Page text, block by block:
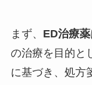
まず、 ED治療薬
の治療を目的と
に基づき、処方